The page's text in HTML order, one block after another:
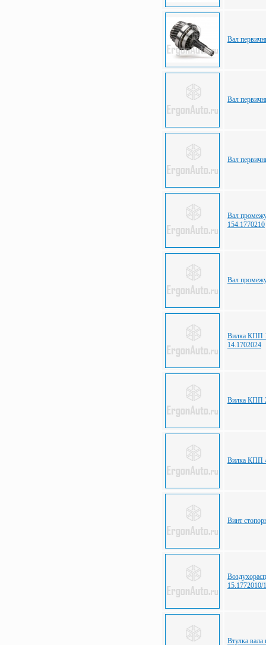
Вал
Вал
Вал
Вал
154.1770210
Вал
Вилка КПП
14.1702024
Вилка КПП
Вилка КПП
Винт
15.1772010/
Втулка